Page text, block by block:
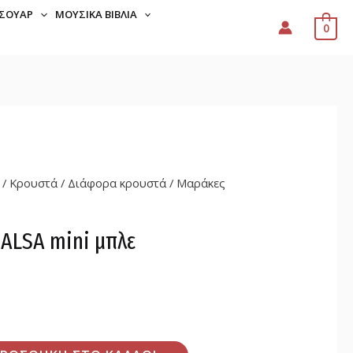
ΜΟΥΣΙΚΆ ΒΙΒΛΊΑ
0
Κρουστά/ Διάφορα κρουστά/ Μαράκες
mini μπλε